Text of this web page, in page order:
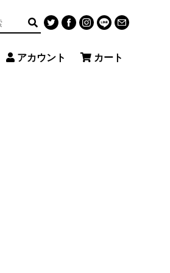
アカウント カート